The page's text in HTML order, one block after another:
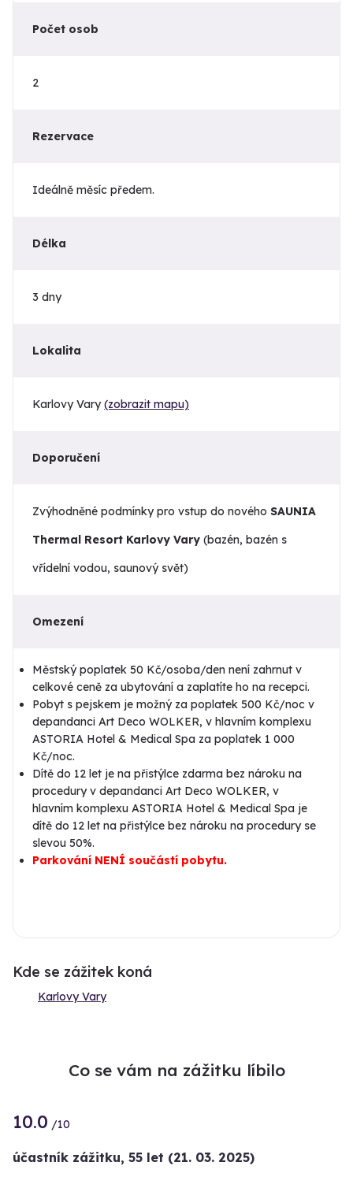
Počet osob
2
Rezervace
Ideálně měsíc předem.
Délka
3 dny
Lokalita
Karlovy Vary(zobrazit mapu)
Doporučení
Zvýhodněné podmínky pro vstup do nového SAUNIA
Thermal Resort Karlovy Vary (bazén, bazén s
vřídelní vodou, saunový svět)
Omezení
Městský poplatek 50 Kč/osoba/den není zahrnut v
celkové ceně za ubytování a zaplatíte ho na recepci.
Pobyt s pejskem je možný za poplatek 500 Kč/noc v
depandanci Art Deco WOLKER, v hlavním komplexu
ASTORIA Hotel & Medical Spa za poplatek 1 000
Kč/noc.
Dítě do 12 let je na přistýlce zdarma bez nároku na
procedury v depandanci Art Deco WOLKER, v
hlavním komplexu ASTORIA Hotel & Medical Spa je
dítě do 12 let na přistýlce bez nároku na procedury se
slevou 50%.
Parkování NENÍ součástí pobytu.
Kde se zážitek koná
Karlovy Vary
Co se vám na zážitku líbilo
10.0 /10
účastník zážitku, 55 let (21. 03. 2025)